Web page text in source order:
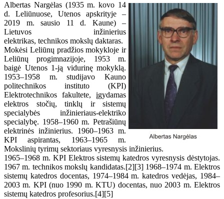
Albertas Nargėlas (1935 m. kovo 14
d. Leliūnuose, Utenos apskrityje –
2019 m. sausio 11 d. Kaune) –
Lietuvos inžinierius
elektrikas, technikos mokslų daktaras.
Mokėsi Leliūnų pradžios mokykloje ir
Leliūnų progimnazijoje, 1953 m.
baigė Utenos 1-ją vidurinę mokyklą.
1953–1958 m. studijavo Kauno
politechnikos instituto (KPI)
Elektrotechnikos fakultete, įgydamas
elektros stočių, tinklų ir sistemų
specialybės inžinieriaus-elektriko
specialybę. 1958–1960 m. Petrašiūnų
elektrinės inžinierius. 1960–1963 m.
KPI aspirantas, 1963–1965 m.
Mokslinių tyrimų sektoriaus vyresnysis inžinierius.
1965–1968 m. KPI Elektros sistemų katedros vyresnysis dėstytojas.
1967 m. technikos mokslų kandidatas.[2][3] 1968–1974 m. Elektros
sistemų katedros docentas, 1974–1984 m. katedros vedėjas, 1984–
2003 m. KPI (nuo 1990 m. KTU) docentas, nuo 2003 m. Elektros
sistemų katedros profesorius.[4][5]